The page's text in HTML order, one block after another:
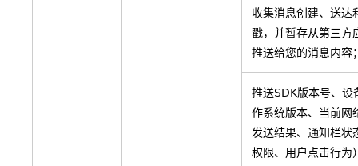
收集消息创建、送达
戳，并暂存从第三方
推送给您的消息内容
推送SDK版本号、设
作系统版本、当前网
发送结果、通知栏状
权限、用户点击行为